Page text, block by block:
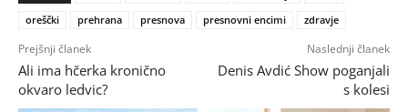
oreščki
prehrana presnova presnovni encimi zdravje
Prejšnji članek
Ali ima hčerka kronično
okvaro ledvic?
Naslednji članek
Denis Avdić Show poganjali
s kolesi